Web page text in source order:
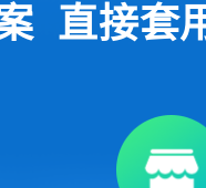
直接套